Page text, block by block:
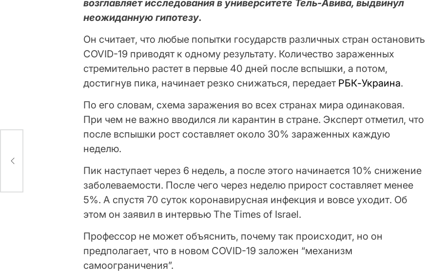
возглавляет исследования в университете Тель-Авива, выдвинул
неожиданную гипотезу.
Он считает, что любые попытки государств различных стран остановить
COVID-19 приводят к одному результату. Количество зараженных
стремительно растет в первые 40 дней после вспышки, а потом,
достигнув пика, начинает резко снижаться, передает РБК-Украина.
По его словам, схема заражения во всех странах мира одинаковая.
При чем не важно вводился ли карантин в стране. Эксперт отметил, что
после вспышки рост составляет около 30% зараженных каждую
неделю.
Пик наступает через 6 недель, а после этого начинается 10% снижение
заболеваемости. После чего через неделю прирост составляет менее
5%. А спустя 70 суток коронавирусная инфекция и вовсе уходит. Об
этом он заявил в интервью The Times of Israel.
Профессор не может объяснить, почему так происходит, но он
предполагает, что в новом COVID-19 заложен “механизм
самоограничения”.